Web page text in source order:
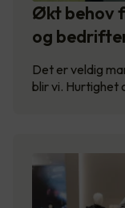
Økt behov
og
Det er veldig
blir vi. Hurtighet